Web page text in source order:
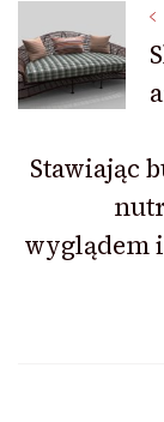
wpisu
Stawiając
wyglądem